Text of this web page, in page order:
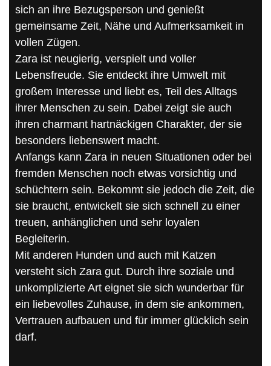
sich an ihre Bezugsperson und genießt
gemeinsame Zeit, Nähe und Aufmerksamkeit in
vollen Zügen.
Zara ist neugierig, verspielt und voller
Lebensfreude. Sie entdeckt ihre Umwelt mit
großem Interesse und liebt es, Teil des Alltags
ihrer Menschen zu sein. Dabei zeigt sie auch
ihren charmant hartnäckigen Charakter, der sie
besonders liebenswert macht.
Anfangs kann Zara in neuen Situationen oder bei
fremden Menschen noch etwas vorsichtig und
schüchtern sein. Bekommt sie jedoch die Zeit, die
sie braucht, entwickelt sie sich schnell zu einer
treuen, anhänglichen und sehr loyalen
Begleiterin.
Mit anderen Hunden und auch mit Katzen
versteht sich Zara gut. Durch ihre soziale und
unkomplizierte Art eignet sie sich wunderbar für
ein liebevolles Zuhause, in dem sie ankommen,
Vertrauen aufbauen und für immer glücklich sein
darf.